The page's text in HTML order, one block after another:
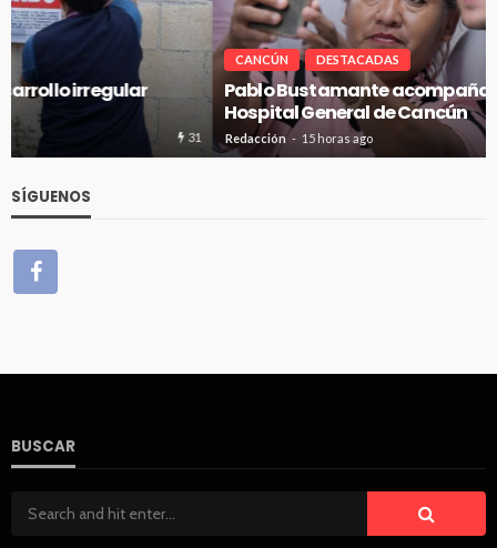
CANCÚN DESTACADAS
Pablo Bustamante acompaña a familias afuera del
Hospital General de Cancún
Redacción 15 horas ago 32
SÍGUENOS
BUSCAR